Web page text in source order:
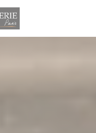
"Μπισκότων" (Cookies)